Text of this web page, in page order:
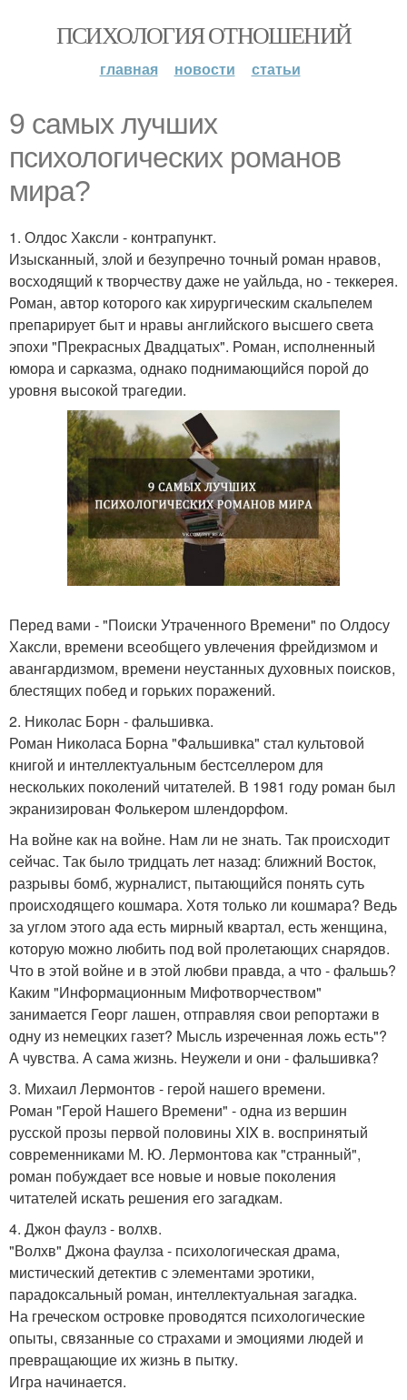
ПСИХОЛОГИЯ ОТНОШЕНИЙ
главная новости статьи
9 самых лучших
психологических романов
мира?
1. Олдос Хаксли - контрапункт.
Изысканный, злой и безупречно точный роман нравов,
восходящий к творчеству даже не уайльда, но - теккерея.
Роман, автор которого как хирургическим скальпелем
препарирует быт и нравы английского высшего света
эпохи "Прекрасных Двадцатых". Роман, исполненный
юмора и сарказма, однако поднимающийся порой до
уровня высокой трагедии.
Перед вами - "Поиски Утраченного Времени" по Олдосу
Хаксли, времени всеобщего увлечения фрейдизмом и
авангардизмом, времени неустанных духовных поисков,
блестящих побед и горьких поражений.
2. Николас Борн - фальшивка.
Роман Николаса Борна "Фальшивка" стал культовой
книгой и интеллектуальным бестселлером для
нескольких поколений читателей. В 1981 году роман был
экранизирован Фолькером шлендорфом.
На войне как на войне. Нам ли не знать. Так происходит
сейчас. Так было тридцать лет назад: ближний Восток,
разрывы бомб, журналист, пытающийся понять суть
происходящего кошмара. Хотя только ли кошмара? Ведь
за углом этого ада есть мирный квартал, есть женщина,
которую можно любить под вой пролетающих снарядов.
Что в этой войне и в этой любви правда, а что - фальшь?
Каким "Информационным Мифотворчеством"
занимается Георг лашен, отправляя свои репортажи в
одну из немецких газет? Мысль изреченная ложь есть"?
А чувства. А сама жизнь. Неужели и они - фальшивка?
3. Михаил Лермонтов - герой нашего времени.
Роман "Герой Нашего Времени" - одна из вершин
русской прозы первой половины XIX в. воспринятый
современниками М. Ю. Лермонтова как "странный",
роман побуждает все новые и новые поколения
читателей искать решения его загадкам.
4. Джон фаулз - волхв.
"Волхв" Джона фаулза - психологическая драма,
мистический детектив с элементами эротики,
парадоксальный роман, интеллектуальная загадка.
На греческом островке проводятся психологические
опыты, связанные со страхами и эмоциями людей и
превращающие их жизнь в пытку.
Игра начинается.